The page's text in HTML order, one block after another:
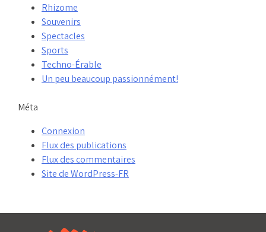
Rhizome
Souvenirs
Spectacles
Sports
Techno-Érable
Un peu beaucoup passionnément!
Méta
Connexion
Flux des publications
Flux des commentaires
Site de WordPress-FR